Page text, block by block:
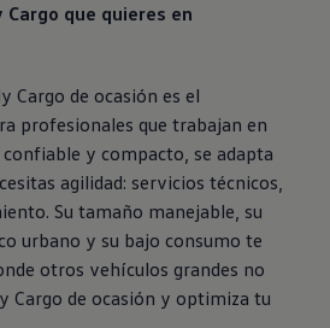
Cargo que quieres en
Cargo de ocasión es el
profesionales que trabajan en
y compacto, se adapta
agilidad: servicios técnicos,
Su tamaño manejable, su
urbano y su bajo consumo te
otros vehículos grandes no
Cargo de ocasión y optimiza tu